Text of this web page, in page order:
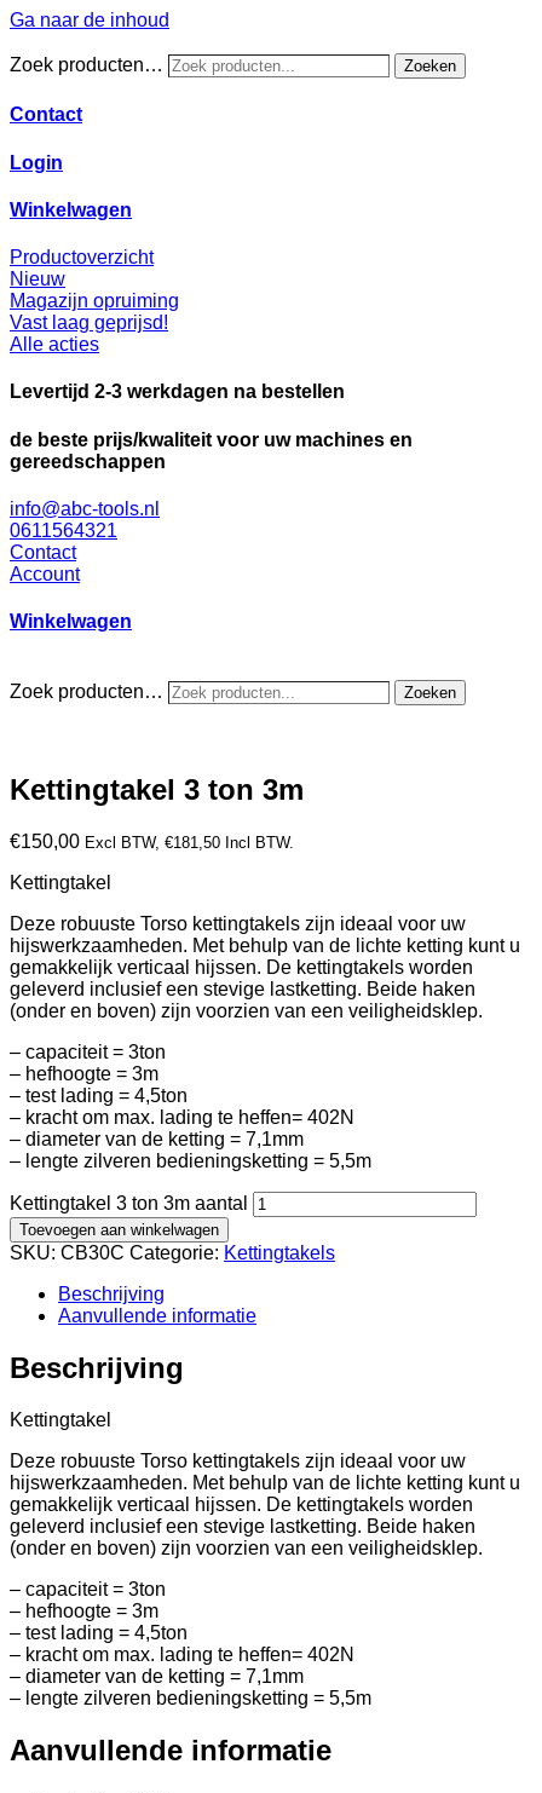
Ga naar de inhoud
Zoek producten… Zoeken
Contact
Login
Winkelwagen
Productoverzicht
Nieuw
Magazijn opruiming
Vast laag geprijsd!
Alle acties
Levertijd 2-3 werkdagen na bestellen
de beste prijs/kwaliteit voor uw machines en
gereedschappen
info@abc-tools.nl
0611564321
Contact
Account
Winkelwagen
Zoek producten… Zoeken
Kettingtakel 3 ton 3m
€150,00 Excl BTW, €181,50 Incl BTW.
Kettingtakel
Deze robuuste Torso kettingtakels zijn ideaal voor uw
hijswerkzaamheden. Met behulp van de lichte ketting kunt u
gemakkelijk verticaal hijssen. De kettingtakels worden
geleverd inclusief een stevige lastketting. Beide haken
(onder en boven) zijn voorzien van een veiligheidsklep.
– capaciteit = 3ton
– hefhoogte = 3m
– test lading = 4,5ton
– kracht om max. lading te heffen= 402N
– diameter van de ketting = 7,1mm
– lengte zilveren bedieningsketting = 5,5m
Kettingtakel 3 ton 3m aantal
Toevoegen aan winkelwagen
SKU: CB30C Categorie: Kettingtakels
Beschrijving
Aanvullende informatie
Beschrijving
Kettingtakel
Deze robuuste Torso kettingtakels zijn ideaal voor uw
hijswerkzaamheden. Met behulp van de lichte ketting kunt u
gemakkelijk verticaal hijssen. De kettingtakels worden
geleverd inclusief een stevige lastketting. Beide haken
(onder en boven) zijn voorzien van een veiligheidsklep.
– capaciteit = 3ton
– hefhoogte = 3m
– test lading = 4,5ton
– kracht om max. lading te heffen= 402N
– diameter van de ketting = 7,1mm
– lengte zilveren bedieningsketting = 5,5m
Aanvullende informatie